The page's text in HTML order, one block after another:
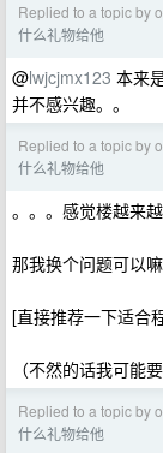
Replied to a topic by
什么礼物给他
@lwjcjmx123 本来
并不感兴趣。。
Replied to a topic by
什么礼物给他
。。。感觉楼越来
那我换个问题可以嘛
[直接推荐一下适合
（不然的话我可能
Replied to a topic by
什么礼物给他